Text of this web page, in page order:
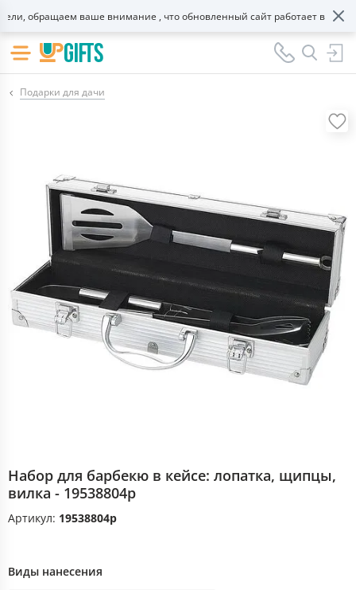
обращаем ваше внимание , что обновленный сайт работает в
Подарки для дачи
Набор для барбекю в кейсе: лопатка, щипцы,
вилка - 19538804p
Артикул: 19538804p
Виды нанесения